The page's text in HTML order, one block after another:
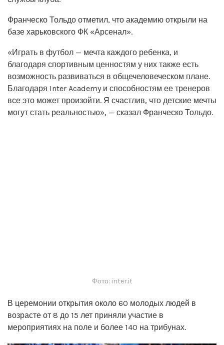
Франческо Тольдо отметил, что академию открыли на
базе харьковского ФК «Арсенал».
«Играть в футбол — мечта каждого ребенка, и
благодаря спортивным ценностям у них также есть
возможность развиваться в общечеловеческом плане.
Благодаря Inter Academy и способностям ее тренеров
все это может произойти. Я счастлив, что детские мечты
могут стать реальностью», — сказал Франческо Тольдо.
Фото: inter.it
В церемонии открытия около 60 молодых людей в
возрасте от 8 до 15 лет приняли участие в
мероприятиях на поле и более 140 на трибунах.